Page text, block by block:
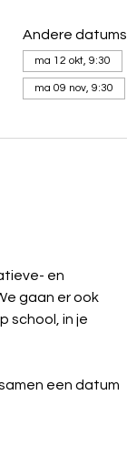
Andere datums
ma 12 okt, 9:30
ma 09 nov, 9:30
en
gaan er ook
school, in je
een datum